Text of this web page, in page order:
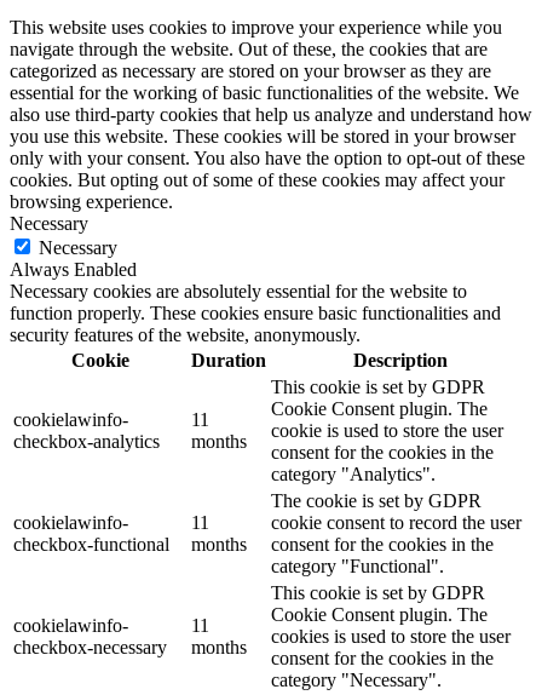
This website uses cookies to improve your experience while you
navigate through the website. Out of these, the cookies that are
categorized as necessary are stored on your browser as they are
essential for the working of basic functionalities of the website. We
also use third-party cookies that help us analyze and understand how
you use this website. These cookies will be stored in your browser
only with your consent. You also have the option to opt-out of these
cookies. But opting out of some of these cookies may affect your
browsing experience.
Necessary
Necessary
Always Enabled
Necessary cookies are absolutely essential for the website to
function properly. These cookies ensure basic functionalities and
security features of the website, anonymously.
Cookie
Duration Description
cookielawinfo-
checkbox-analytics
11
months
This cookie is set by GDPR
Cookie Consent plugin. The
cookie is used to store the user
consent for the cookies in the
category "Analytics".
cookielawinfo-
checkbox-functional
11
months
The cookie is set by GDPR
cookie consent to record the user
consent for the cookies in the
category "Functional".
cookielawinfo-
checkbox-necessary
11
months
This cookie is set by GDPR
Cookie Consent plugin. The
cookies is used to store the user
consent for the cookies in the
category "Necessary".